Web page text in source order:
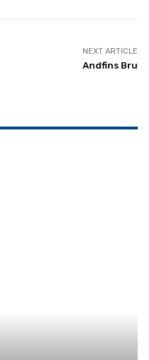
NEXT ARTICLE
Andfins Bru